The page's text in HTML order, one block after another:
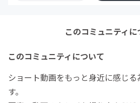
このコミュニティに
このコミュニティについて
ショート動画をもっと身近に感じ
す。